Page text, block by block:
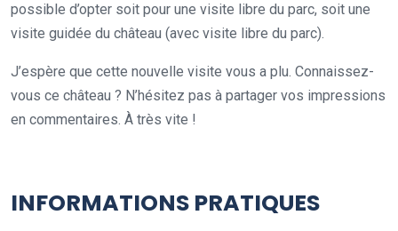
possible d’opter soit pour une visite libre du parc, soit une
visite guidée du château (avec visite libre du parc).
J’espère que cette nouvelle visite vous a plu. Connaissez-
vous ce château ? N’hésitez pas à partager vos impressions
en commentaires. À très vite !
INFORMATIONS PRATIQUES